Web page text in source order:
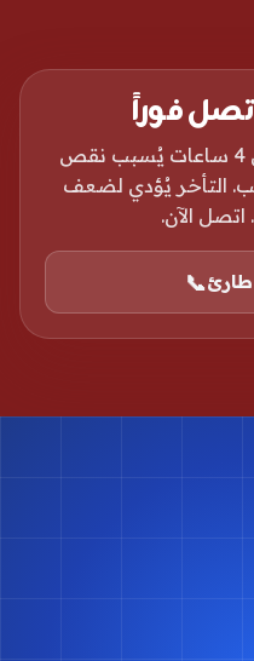
فوراً
الانتصاب المستمر لأكثر من 4 ساعات يُسبب نقص
التأخر يُؤدي لضعف
اتصل الآن.
📞